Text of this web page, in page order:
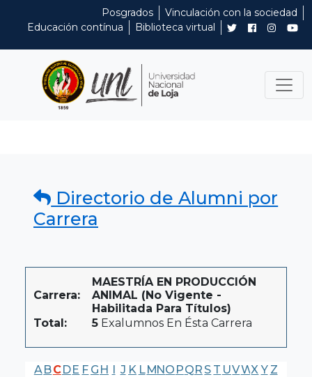
Posgrados
Vinculación con la sociedad
Educación contínua
Biblioteca virtual
Directorio de Alumni por
Carrera
Carrera:
MAESTRÍA EN PRODUCCIÓN
ANIMAL (No Vigente -
Habilitada Para Títulos)
Total:
5 Exalumnos En Ésta Carrera
A BCDE F G H I J K LMNO PQR S T UVWX Y Z